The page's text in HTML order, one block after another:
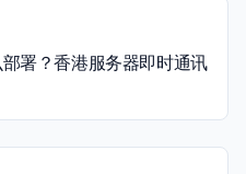
署？香港服务器即时通讯